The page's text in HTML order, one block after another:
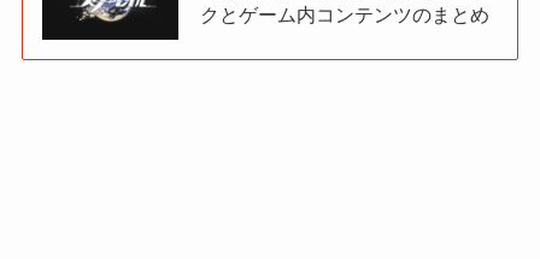
クとゲーム内コンテンツのまとめ